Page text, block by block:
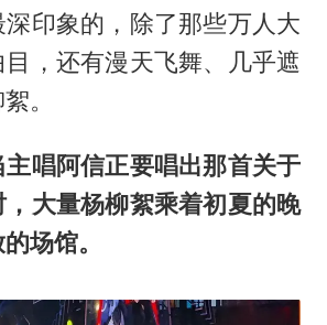
印象的，除了那些万人大
，还有漫天飞舞、几乎遮
。
唱阿信正要唱出那首关于
大量杨柳絮乘着初夏的晚
场馆。